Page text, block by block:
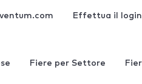
Effettua il
Fiere per Settore